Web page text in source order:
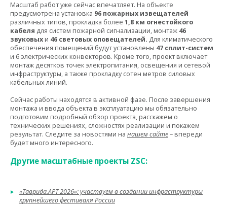
Масштаб работ уже сейчас впечатляет. На объекте
предусмотрена установка 96 пожарных извещателей
различных типов, прокладка более 1,8 км огнестойкого
кабеля для систем пожарной сигнализации, монтаж 46
звуковых и 46 световых оповещателей. Для климатического
обеспечения помещений будут установлены 47 сплит-систем
и 6 электрических конвекторов. Кроме того, проект включает
монтаж десятков точек электропитания, освещения и сетевой
инфраструктуры, а также прокладку сотен метров силовых
кабельных линий.
Сейчас работы находятся в активной фазе. После завершения
монтажа и ввода объекта в эксплуатацию мы обязательно
подготовим подробный обзор проекта, расскажем о
технических решениях, сложностях реализации и покажем
результат. Следите за новостями на нашем сайте– впереди
будет много интересного.
Другие масштабные проекты ZSC:
«Таврида.АРТ 2026»: участвуем в создании инфраструктуры
крупнейшего фестиваля России